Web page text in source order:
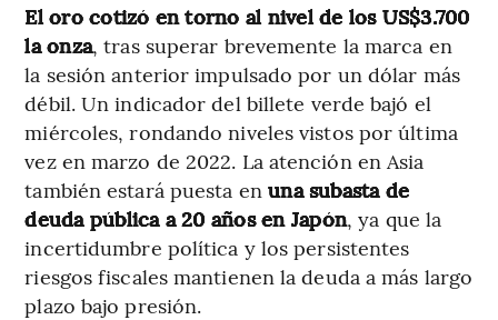
El oro cotizó en torno al nivel de los US$3.700
la onza, tras superar brevemente la marca en
la sesión anterior impulsado por un dólar más
débil. Un indicador del billete verde bajó el
miércoles, rondando niveles vistos por última
vez en marzo de 2022. La atención en Asia
también estará puesta en una subasta de
deuda pública a 20 años en Japón, ya que la
incertidumbre política y los persistentes
riesgos fiscales mantienen la deuda a más largo
plazo bajo presión.